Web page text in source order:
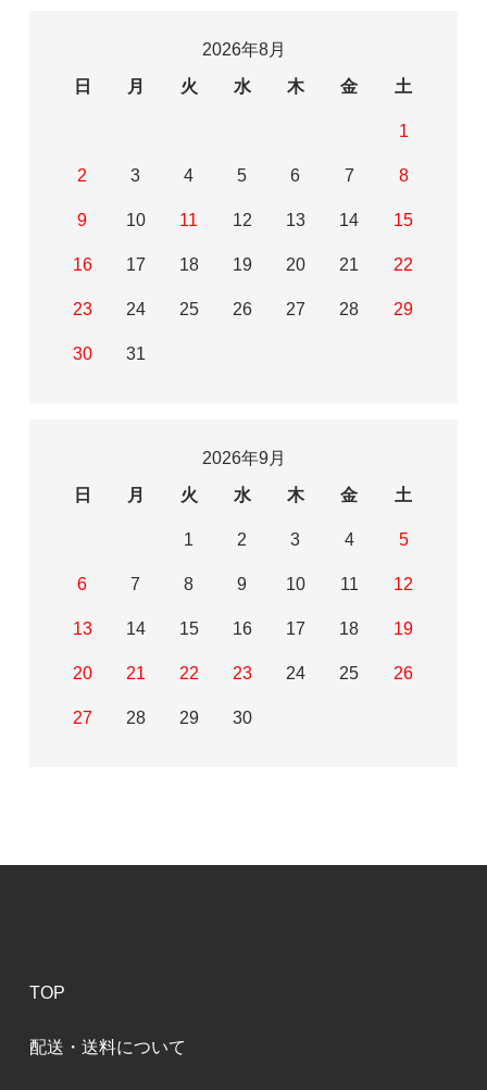
2026年8月
日
月 火 水 木 金 土
1
2 3 4 5 6 7 8
9 10 11 12 13 14 15
16 17 18 19 20 21 22
23 24 25 26 27 28 29
30 31
2026年9月
日
月 火 水 木 金 土
1 2 3 4 5
6 7 8 9 10 11 12
13 14 15 16 17 18 19
20 21 22 23 24 25 26
27 28 29 30
TOP
配送・送料について